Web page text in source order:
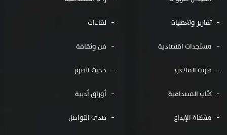
تقارير وتغطيات لقاءات
مستجدات اقتصادية فن وثقافة
صوت الملاعب حديث الصور
كتّاب المصداقية أوراق أدبية
مشكاة الإبداع صدى التواصل